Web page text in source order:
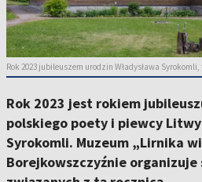
Rok 2023 jubileuszem urodzin Władysława
Rok 2023 jest rokiem
polskiego poety i piewcy Litwy
Syrokomli. Muzeum „Lirnika
Borejkowszczyźnie organizuje